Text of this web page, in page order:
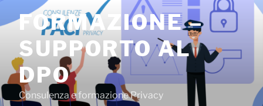
contenuto
FORMAZIONE –
SUPPORTO AL
DPO
Consulenza e formazione Privacy